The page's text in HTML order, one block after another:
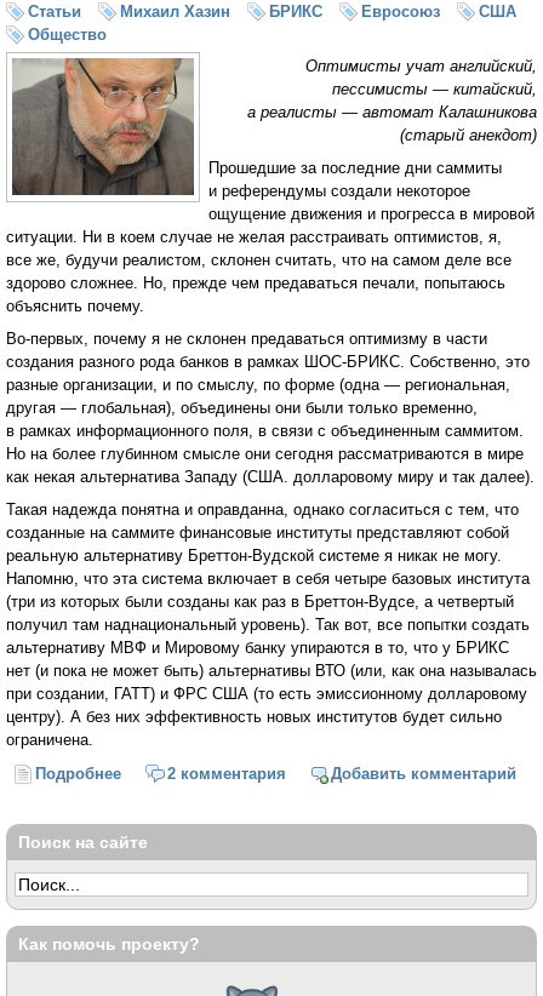
Статьи Михаил Хазин БРИКС Евросоюз
США
Общество
Оптимисты учат английский,
пессимисты — китайский,
а реалисты — автомат Калашникова
(старый анекдот)
Прошедшие за последние дни саммиты
и референдумы создали некоторое
ощущение движения и прогресса в мировой
ситуации. Ни в коем случае не желая расстраивать оптимистов, я,
все же, будучи реалистом, склонен считать, что на самом деле все
здорово сложнее. Но, прежде чем предаваться печали, попытаюсь
объяснить почему.
Во-первых, почему я не склонен предаваться оптимизму в части
создания разного рода банков в рамках ШОС-БРИКС. Собственно, это
разные организации, и по смыслу, по форме (одна — региональная,
другая — глобальная), объединены они были только временно,
в рамках информационного поля, в связи с объединенным саммитом.
Но на более глубинном смысле они сегодня рассматриваются в мире
как некая альтернатива Западу (США. долларовому миру и так далее).
Такая надежда понятна и оправданна, однако согласиться с тем, что
созданные на саммите финансовые институты представляют собой
реальную альтернативу Бреттон-Вудской системе я никак не могу.
Напомню, что эта система включает в себя четыре базовых института
(три из которых были созданы как раз в Бреттон-Вудсе, а четвертый
получил там наднациональный уровень). Так вот, все попытки создать
альтернативу МВФ и Мировому банку упираются в то, что у БРИКС
нет (и пока не может быть) альтернативы ВТО (или, как она называлась
при создании, ГАТТ) и ФРС США (то есть эмиссионному долларовому
центру). А без них эффективность новых институтов будет сильно
ограничена.
Подробнее о О БРИКС, ШОС, Греции и ИГИЛ, оптимизме,
2 комментария Добавить комментарий
Поиск на сайте
Как помочь проекту?